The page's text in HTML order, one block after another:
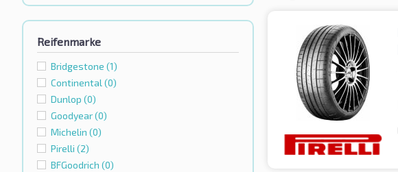
Reifenmarke
Bridgestone (1)
Continental (0)
Dunlop (0)
Goodyear(0)
Michelin (0)
Pirelli (2)
BFGoodrich (0)